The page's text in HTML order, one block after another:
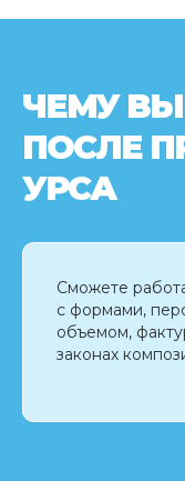
ЧЕМУ
ПОСЛЕ
УРСА
Сможете
с формами,
объемом,
законах